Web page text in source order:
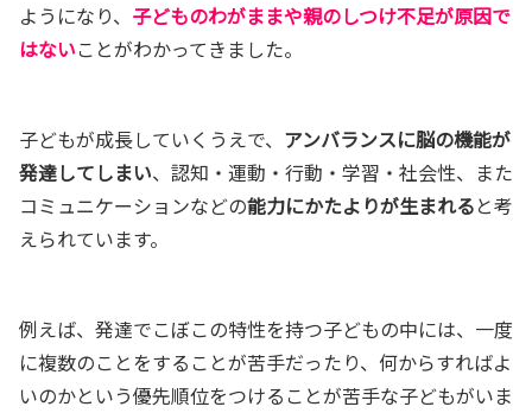
ようになり、 子どものわがままや親のしつけ不足が原因で
はないことがわかってきました。
子どもが成長していくうえで、 アンバランスに脳の機能が
発達してしまい、認知・運動・行動・学習・社会性、また
コミュニケーションなどの能力にかたよりが生まれると考
えられています。
例えば、発達でこぼこの特性を持つ子どもの中には、一度
に複数のことをすることが苦手だったり、何からすればよ
いのかという優先順位をつけることが苦手な子どもがいま